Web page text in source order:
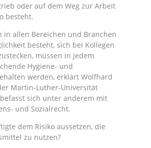
oder auf dem Weg zur Arbeit
besteht.
in allen Bereichen und Branchen
besteht, sich bei Kollegen
müssen in jedem
Hygiene- und
werden, erklärt Wolfhard
Martin-Luther-Universität
sich unter anderem mit
und Sozialrecht.
dem Risiko aussetzen, die
zu nutzen?